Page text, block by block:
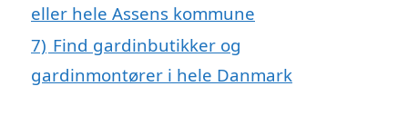
eller hele Assens kommune
7) Find gardinbutikker og
gardinmontører i hele Danmark